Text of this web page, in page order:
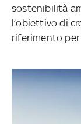
sostenibilità
l’obiettivo di
riferimento per